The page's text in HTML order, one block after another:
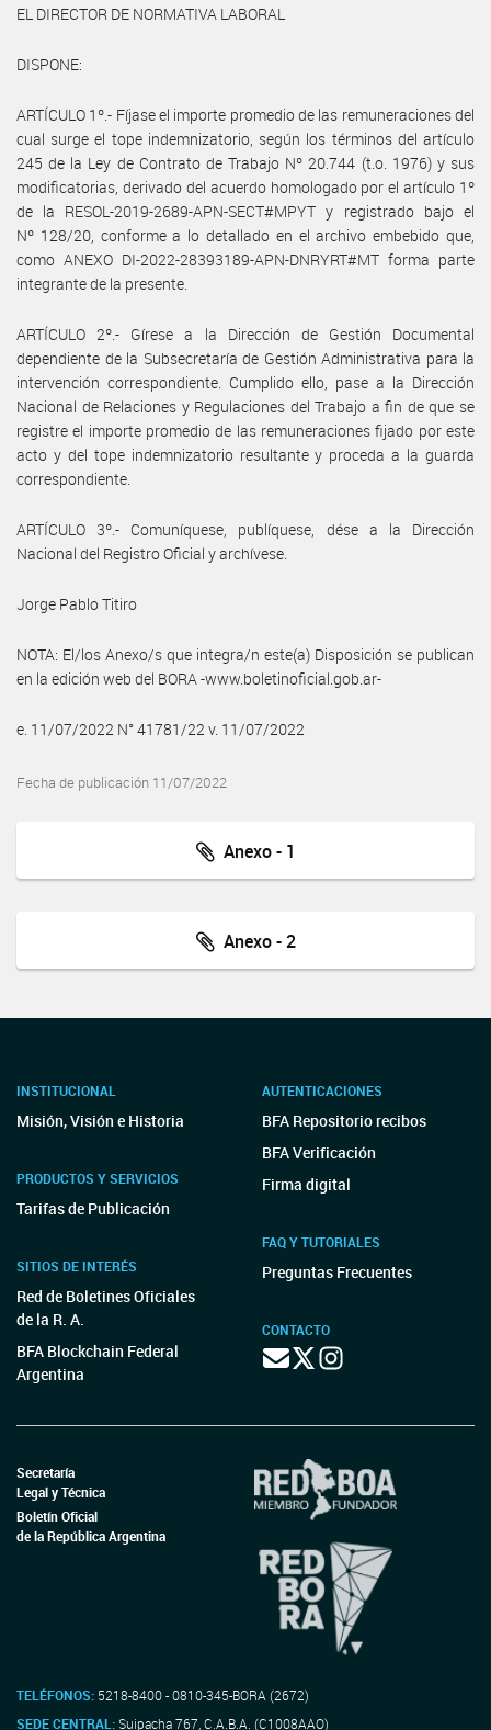
EL DIRECTOR DE NORMATIVA LABORAL
DISPONE:
ARTÍCULO 1º.- Fíjase el importe promedio de las remuneraciones del
cual surge el tope indemnizatorio, según los términos del artículo
245 de la Ley de Contrato de Trabajo Nº 20.744 (t.o. 1976) y sus
modificatorias, derivado del acuerdo homologado por el artículo 1º
de la RESOL-2019-2689-APN-SECT#MPYT y registrado bajo el
Nº 128/20, conforme a lo detallado en el archivo embebido que,
como ANEXO DI-2022-28393189-APN-DNRYRT#MT forma parte
integrante de la presente.
ARTÍCULO 2º.- Gírese a la Dirección de Gestión Documental
dependiente de la Subsecretaría de Gestión Administrativa para la
intervención correspondiente. Cumplido ello, pase a la Dirección
Nacional de Relaciones y Regulaciones del Trabajo a fin de que se
registre el importe promedio de las remuneraciones fijado por este
acto y del tope indemnizatorio resultante y proceda a la guarda
correspondiente.
ARTÍCULO 3º.- Comuníquese, publíquese, dése a la Dirección
Nacional del Registro Oficial y archívese.
Jorge Pablo Titiro
NOTA: El/los Anexo/s que integra/n este(a) Disposición se publican
en la edición web del BORA -www.boletinoficial.gob.ar-
e. 11/07/2022 N° 41781/22 v. 11/07/2022
Fecha de publicación 11/07/2022
Anexo - 1
Anexo - 2
INSTITUCIONAL
Misión, Visión e Historia
PRODUCTOS Y SERVICIOS
Tarifas de Publicación
SITIOS DE INTERÉS
Red de Boletines Oficiales
de la R. A.
BFA Blockchain Federal
Argentina
AUTENTICACIONES
BFA Repositorio recibos
BFA Verificación
Firma digital
FAQ Y TUTORIALES
Preguntas Frecuentes
CONTACTO
Secretaría
Legal y Técnica
Boletín Oficial
de la República Argentina
TELÉFONOS: 5218-8400 - 0810-345-BORA (2672)
SEDE CENTRAL:Suipacha 767, C.A.B.A. (C1008AAO)